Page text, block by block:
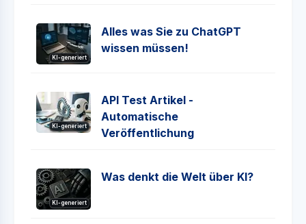
KI-generiert
Alles was Sie zu ChatGPT
wissen müssen!
KI-generiert
API Test Artikel -
Automatische
Veröffentlichung
KI-generiert
Was denkt die Welt über KI?